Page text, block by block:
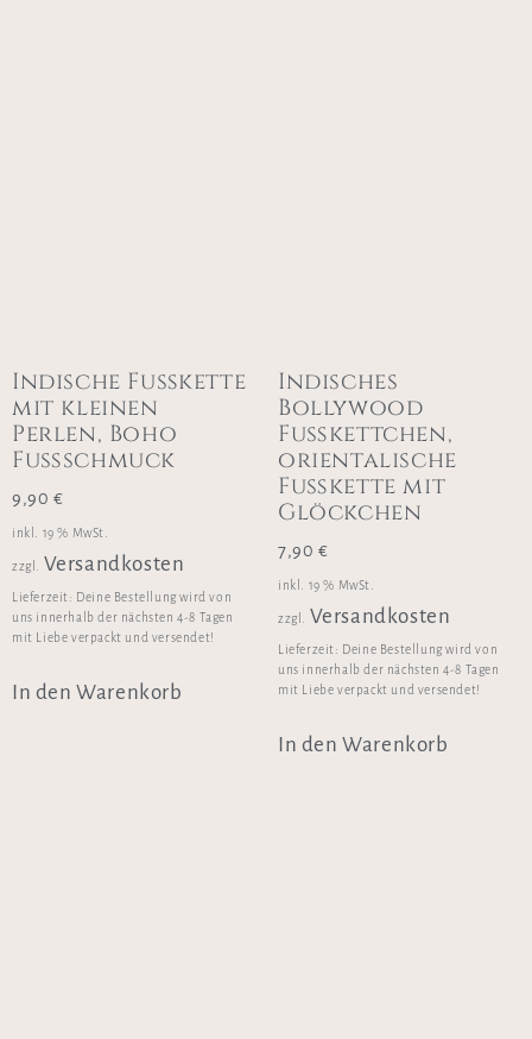
Indische Fußkette
mit kleinen
Perlen, Boho
Fußschmuck
9,90 €
inkl. 19 % MwSt.
zzgl. Versandkosten
Lieferzeit: Deine Bestellung wird von
uns innerhalb der nächsten 4-8 Tagen
mit Liebe verpackt und versendet!
In den Warenkorb
Indisches
Bollywood
Fußkettchen,
orientalische
Fußkette mit
Glöckchen
7,90 €
inkl. 19 % MwSt.
zzgl. Versandkosten
Lieferzeit: Deine Bestellung wird von
uns innerhalb der nächsten 4-8 Tagen
mit Liebe verpackt und versendet!
In den Warenkorb